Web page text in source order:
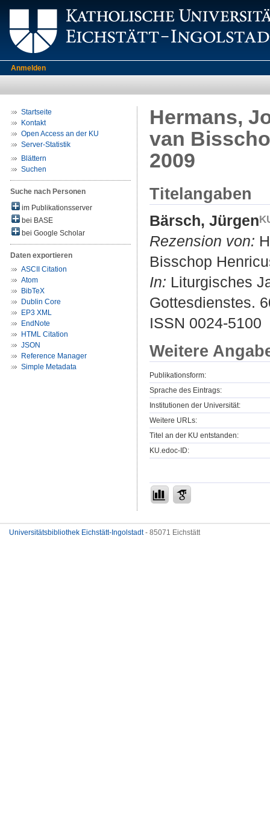
Anmelden
Startseite
Kontakt
Open Access an der KU
Server-Statistik
Blättern
Suchen
Suche nach Personen
im Publikationsserver
bei BASE
bei Google Scholar
Daten exportieren
ASCII Citation
Atom
BibTeX
Dublin Core
EP3 XML
EndNote
HTML Citation
JSON
Reference Manager
Simple Metadata
Hermans,
van
2009
Titelangaben
Bärsch, Jürgen
Rezension von:
Bisschop
In: Liturgisches
Gottesdienstes.
ISSN 0024-5100
Weitere
Publikationsform:
Sprache des Eintrags:
Institutionen der Universität:
Weitere URLs:
Titel an der KU entstanden:
KU.edoc-ID:
Universitätsbibliothek Eichstätt-Ingolstadt- 85071 Eichstätt